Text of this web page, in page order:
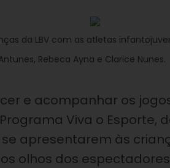
da LBV com as atletas
Rebeca Ayna e Clarice Nunes.
e acompanhar os
Viva o Esporte,
apresentarem às
olhos dos